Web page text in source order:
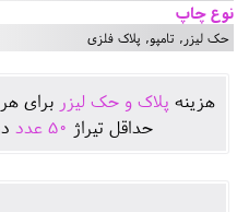
نوع چاپ
حک لیزر, تامپو, پلاک فلزی
هزينه پلاک و حک لیزر برای هر
حداقل تيراژ 50 عدد